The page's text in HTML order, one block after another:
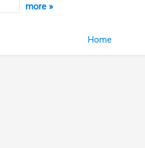
more »
Home